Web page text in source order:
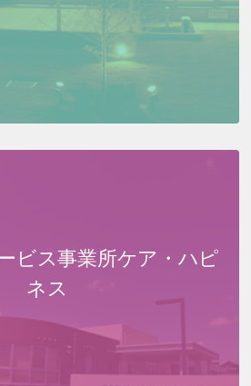
ビス事業所ケア・ハピ
ネス